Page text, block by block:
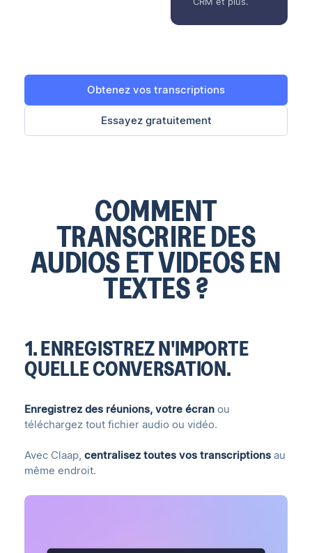
Obtenez vos transcriptions
Essayez gratuitement
COMMENT
TRANSCRIRE DES
AUDIOS ET VIDEOS EN
TEXTES ?
1. ENREGISTREZ N'IMPORTE
QUELLE CONVERSATION.
Enregistrez des réunions,votre écran ou
téléchargez tout fichier audio ou vidéo.
Avec Claap,centralisez toutes vos transcriptions au
même endroit.